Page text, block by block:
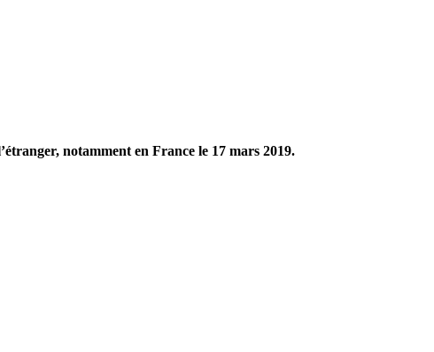
notamment en France le 17 mars 2019.​​